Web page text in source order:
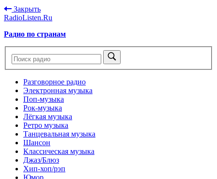
Закрыть
RadioListen.Ru
Радио по странам
Разговорное радио
Электронная музыка
Поп-музыка
Рок-музыка
Лёгкая музыка
Ретро музыка
Танцевальная музыка
Шансон
Классическая музыка
Джаз/Блюз
Хип-хоп/рэп
Юмор